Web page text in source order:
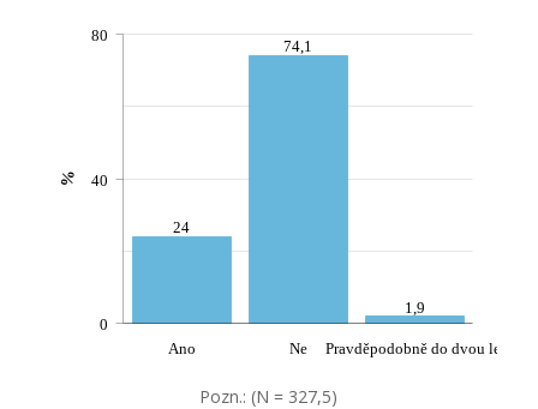
24
74,1
1,9
Ano Ne Pravděpodobně do dvou let
0
40
80
%
Pozn.: (N = 327,5)